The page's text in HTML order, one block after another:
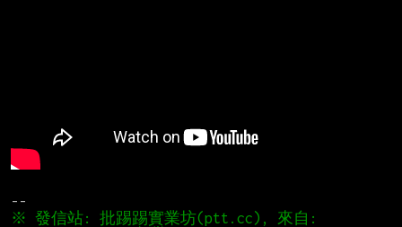
※ 發信站: 批踢踢實業坊(ptt.cc), 來自: